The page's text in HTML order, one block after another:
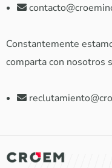
Constantemente
comparta con nosotros